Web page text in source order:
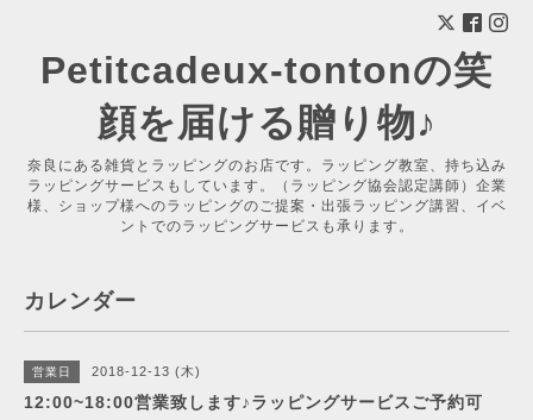
Petitcadeux-tontonの笑
顔を届ける贈り物♪
奈良にある雑貨とラッピングのお店です。ラッピング教室、持ち込み
ラッピングサービスもしています。（ラッピング協会認定講師）企業
様、ショップ様へのラッピングのご提案・出張ラッピング講習、イベ
ントでのラッピングサービスも承ります。
カレンダー
営業日 2018-12-13 (木)
12:00~18:00営業致します♪ラッピングサービスご予約可